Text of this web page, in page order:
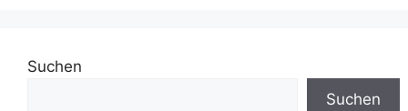
Suchen
Suchen